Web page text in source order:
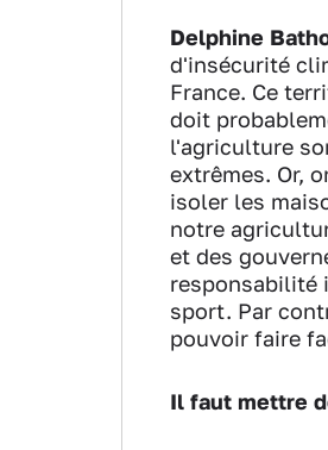
Delphine
d'insécurité
France. Ce
doit
l'agriculture
extrêmes. Or,
isoler les
notre
et des
responsabilité
sport. Par
pouvoir faire
Il faut mettre